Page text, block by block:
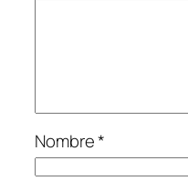
Nombre*